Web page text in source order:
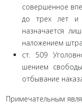
совершенное
до трех лет и
назначается
наложением
ст. 509
шением
отбыва­ние
Примечательным